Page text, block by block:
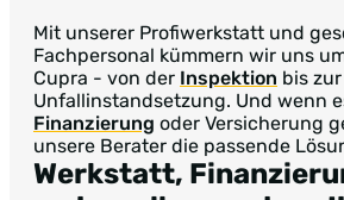
Mit unserer Profiwerkstatt und
Fachpersonal kümmern wir uns
Cupra - von der Inspektion bis zur
Unfallinstandsetzung. Und wenn
Finanzierung oder Versicherung
unsere Berater die passende
Werkstatt,